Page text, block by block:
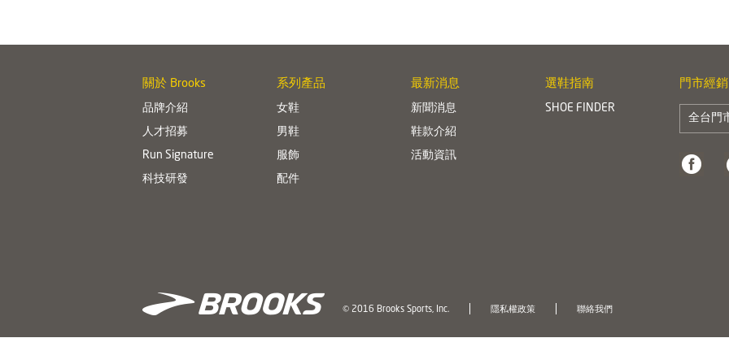
關於 Brooks
品牌介紹
人才招募
Run Signature
科技研發
系列產品
女鞋
男鞋
服飾
配件
最新消息
新聞消息
鞋款介紹
活動資訊
選鞋指南
SHOE FINDER
門市經銷
全台門
© 2016 Brooks Sports, Inc. 隱私權政策 聯絡我們